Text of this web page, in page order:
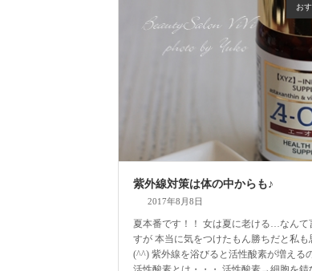
お
紫外線対策は体の中からも♪
2017年8月8日
夏本番です！！ 女は夏に老ける…なんて
すが 本当に気をつけたもん勝ちだと私も
(^^) 紫外線を浴びると活性酸素が増える